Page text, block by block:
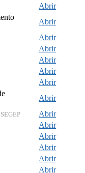
Abrir
Abrir
Abrir
Abrir
Abrir
Abrir
Abrir
Abrir
Abrir
Abrir
Abrir
Abrir
Abrir
Abrir